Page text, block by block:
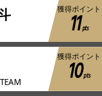
獲得ポイント
11pts
獲得ポイント
10pts